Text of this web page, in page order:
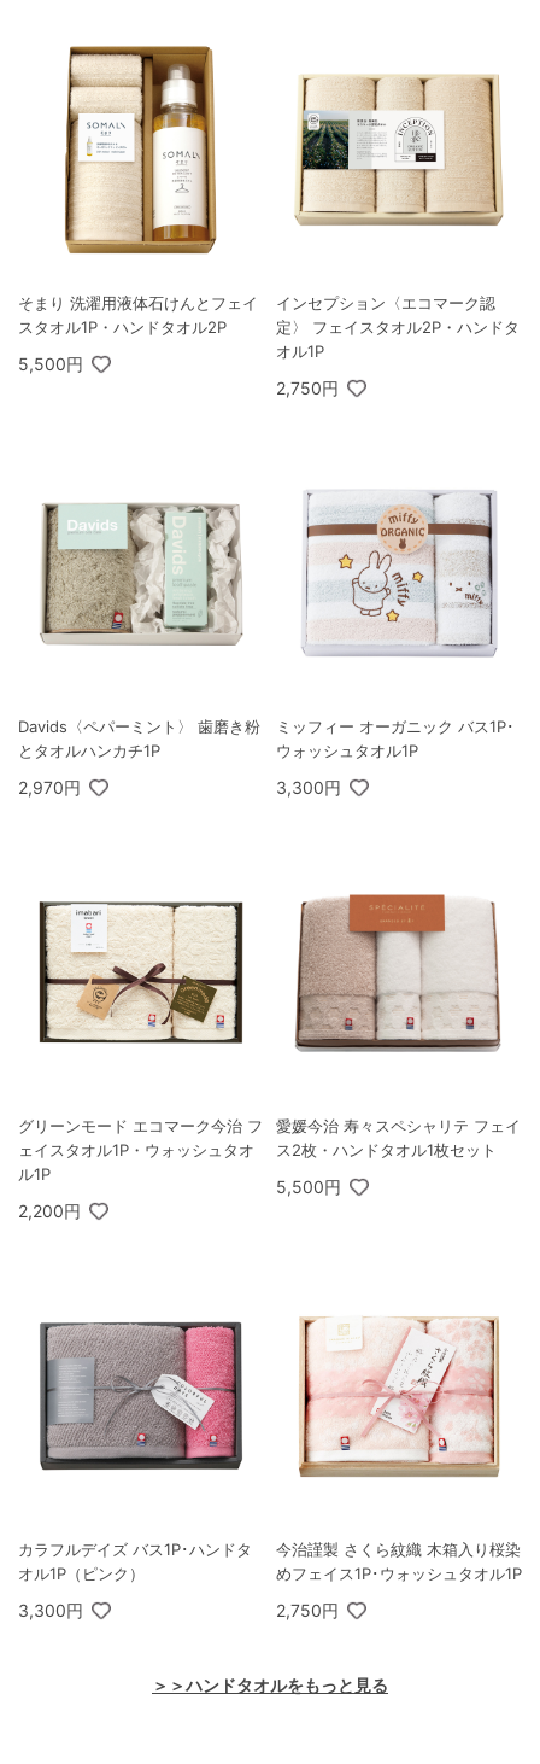
そまり 洗濯用液体石けんとフェイ
スタオル1P・ハンドタオル2P
5,500円
インセプション〈エコマーク認
定〉 フェイスタオル2P・ハンドタ
オル1P
2,750円
Davids〈ペパーミント〉 歯磨き粉
とタオルハンカチ1P
2,970円
ミッフィー オーガニック バス1P･
ウォッシュタオル1P
3,300円
グリーンモード エコマーク今治 フ
ェイスタオル1P・ウォッシュタオ
ル1P
2,200円
愛媛今治 寿々スペシャリテ フェイ
ス2枚・ハンドタオル1枚セット
5,500円
カラフルデイズ バス1P･ハンドタ
オル1P（ピンク）
3,300円
今治謹製 さくら紋織 木箱入り桜染
めフェイス1P･ウォッシュタオル1P
2,750円
＞＞ハンドタオルをもっと見る